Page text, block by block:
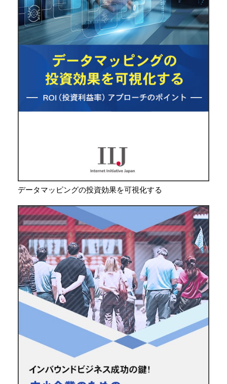
データマッピングの投資効果を可視化する